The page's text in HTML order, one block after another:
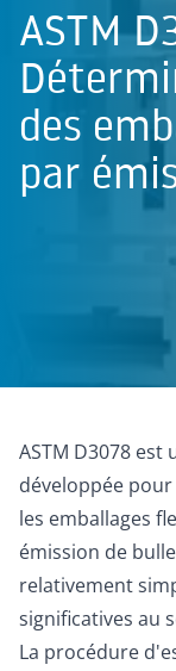
ASTM
des
par
ASTM D3078
développée
les emballages
émission de
relativement
significatives au
La procédure